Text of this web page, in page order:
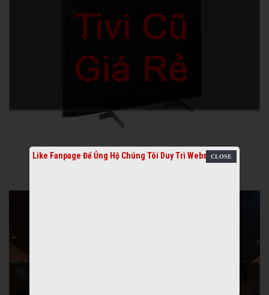
Like Fanpage Để Ủng Hộ Chúng Tôi Duy Trì Website